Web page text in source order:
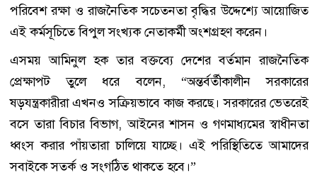
পরিবেশ রক্ষা ও রাজনৈতিক সচেতনতা বৃদ্ধির উদ্দেশ্যে আয়োজিত
এই কর্মসূচিতে বিপুল সংখ্যক নেতাকর্মী অংশগ্রহণ করেন।
এসময় আমিনুল হক তার বক্তব্যে দেশের বর্তমান রাজনৈতিক
প্রেক্ষাপট তুলে ধরে বলেন, “অন্তর্বর্তীকালীন সরকারের
ষড়যন্ত্রকারীরা এখনও সক্রিয়ভাবে কাজ করছে। সরকারের ভেতরেই
বসে তারা বিচার বিভাগ, আইনের শাসন ও গণমাধ্যমের স্বাধীনতা
ধ্বংস করার পাঁয়তারা চালিয়ে যাচ্ছে। এই পরিস্থিতিতে আমাদের
সবাইকে সতর্ক ও সংগঠিত থাকতে হবে।”